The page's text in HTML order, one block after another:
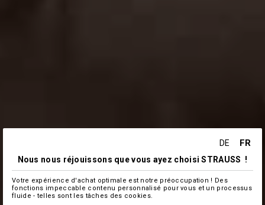
DE FR
Nous nous réjouissons que vous ayez choisi STRAUSS !
Votre expérience d'achat optimale est notre préoccupation ! Des
fonctions impeccable contenu personnalisé pour vous et un processus
fluide - telles sont les tâches des cookies.